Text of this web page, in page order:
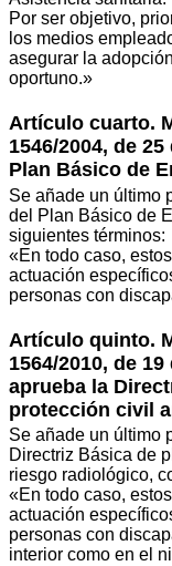
Por ser objetivo,
los medios
asegurar la
oportuno.»
Artículo cuarto.
1546/2004, de
Plan Básico de
Se añade un último
del Plan Básico de
siguientes términos:
«En todo caso,
actuación
personas con
Artículo quinto.
1564/2010, de
aprueba la
protección civil
Se añade un último
Directriz Básica de
riesgo radiológico,
«En todo caso,
actuación
personas con
interior como en el